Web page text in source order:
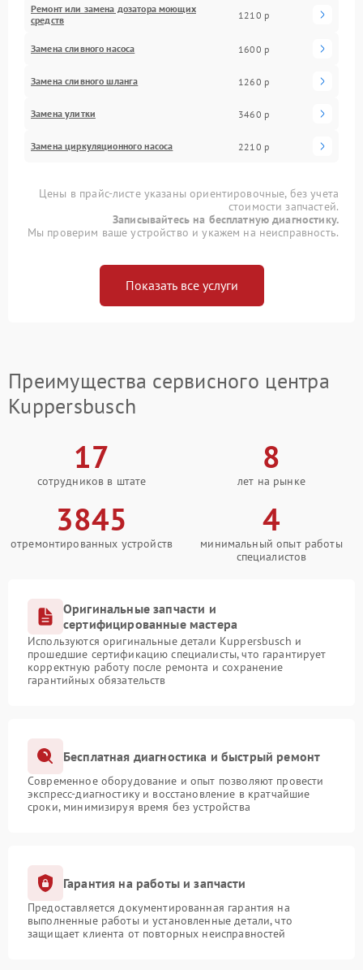
Ремонт или замена дозатора моющих
средств
1210 р
Замена сливного насоса 1600 р
Замена сливного шланга 1260 р
Замена улитки 3460 р
Замена циркуляционного насоса 2210 р
Цены в прайс-листе указаны ориентировочные, без учета
стоимости запчастей.
Записывайтесь на бесплатную диагностику.
Мы проверим ваше устройство и укажем на неисправность.
Показать все услуги
Преимущества сервисного центра
Kuppersbusch
17
сотрудников в штате
8
лет на рынке
3845
отремонтированных устройств
4
минимальный опыт работы
специалистов
Оригинальные запчасти и
сертифицированные мастера
Используются оригинальные детали Kuppersbusch и
прошедшие сертификацию специалисты, что гарантирует
корректную работу после ремонта и сохранение
гарантийных обязательств
Бесплатная диагностика и быстрый ремонт
Современное оборудование и опыт позволяют провести
экспресс-диагностику и восстановление в кратчайшие
сроки, минимизируя время без устройства
Гарантия на работы и запчасти
Предоставляется документированная гарантия на
выполненные работы и установленные детали, что
защищает клиента от повторных неисправностей